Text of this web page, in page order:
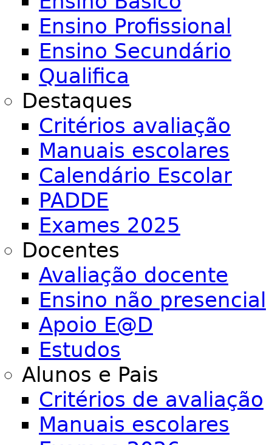
Ensino Profissional
Ensino Secundário
Qualifica
Destaques
Critérios avaliação
Manuais escolares
Calendário Escolar
PADDE
Exames 2025
Docentes
Avaliação docente
Ensino não presencial
Apoio E@D
Estudos
Alunos e Pais
Critérios de avaliação
Manuais escolares